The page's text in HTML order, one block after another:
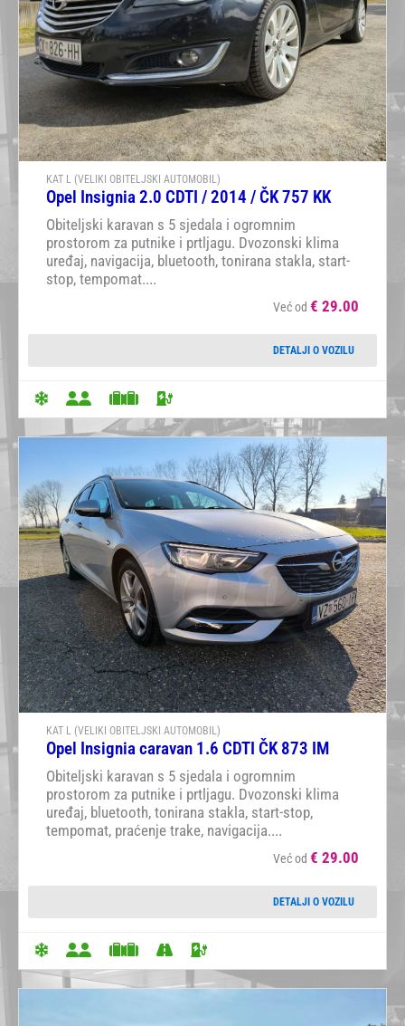
KAT L (VELIKI OBITELJSKI AUTOMOBIL)
Opel Insignia 2.0 CDTI / 2014 / ČK 757 KK
Obiteljski karavan s 5 sjedala i ogromnim
prostorom za putnike i prtljagu. Dvozonski klima
uređaj, navigacija, bluetooth, tonirana stakla, start-
stop, tempomat....
Već od € 29.00
DETALJI O VOZILU
KAT L (VELIKI OBITELJSKI AUTOMOBIL)
Opel Insignia caravan 1.6 CDTI ČK 873 IM
Obiteljski karavan s 5 sjedala i ogromnim
prostorom za putnike i prtljagu. Dvozonski klima
uređaj, bluetooth, tonirana stakla, start-stop,
tempomat, praćenje trake, navigacija....
Već od € 29.00
DETALJI O VOZILU